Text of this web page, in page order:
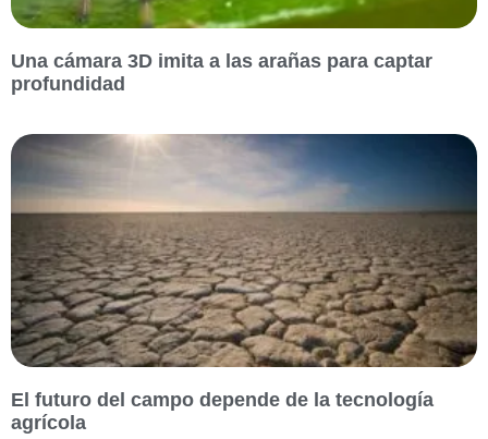
Una cámara 3D imita a las arañas para captar
profundidad
El futuro del campo depende de la tecnología
agrícola